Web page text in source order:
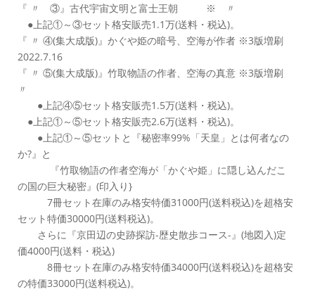
『 〃 ③』古代宇宙文明と富士王朝 ※ 〃
●上記①～③セット格安販売1.1万(送料・税込)。
『 〃 ④(集大成版)』かぐや姫の暗号、空海が作者 ※3版増刷
2022.7.16
『 〃 ⑤(集大成版)』竹取物語の作者、空海の真意 ※3版増刷
〃
●上記④⑤セット格安販売1.5万(送料・税込)。
●上記①～⑤セット格安販売2.6万(送料・税込)。
●上記①～⑤セットと『秘密率99%「天皇」とは何者なの
か?』と
『竹取物語の作者空海が「かぐや姫」に隠し込んだこ
の国の巨大秘密』(印入り}
7冊セット在庫のみ格安特価31000円(送料税込)を超格安
セット特価30000円(送料税込)。
さらに『京田辺の史跡探訪-歴史散歩コース-』(地図入)定
価4000円(送料・税込)
8冊セット在庫のみ格安特価34000円(送料税込)を超格安
の特価33000円(送料税込)。